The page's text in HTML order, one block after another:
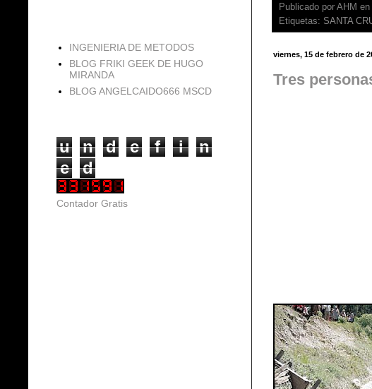
Publicado por AHM en
Etiquetas: SANTA
viernes, 15 de febrero de
Tres
INGENIERIA DE METODOS
BLOG FRIKI GEEK DE HUGO
MIRANDA
BLOG ANGELCAIDO666 MSCD
u n d e f i
n
e
d
Contador Gratis